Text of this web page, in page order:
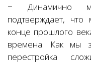
− Динамично
подтверждает,
конце прошлого
времена. Как мы
перестройка